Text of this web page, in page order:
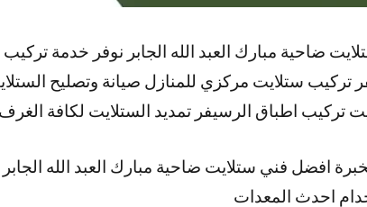
ضاحية مبارك العبد الله الجابر نوفر خدمة
تركيب ستلايت مركزي للمنازل صيانة وتصليح
تركيب اطباق الرسيفر تمديد الستلايت لكافة الغرف
افضل فني ستلايت ضاحية مبارك العبد الله
احدث المعدات